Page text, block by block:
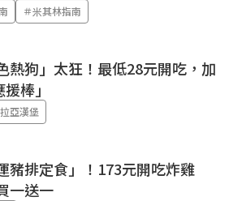
＃米其林指南
熱狗」太狂！最低28元開吃，加
棒」
亞漢堡
豬排定食」！173元開吃炸雞
一送一